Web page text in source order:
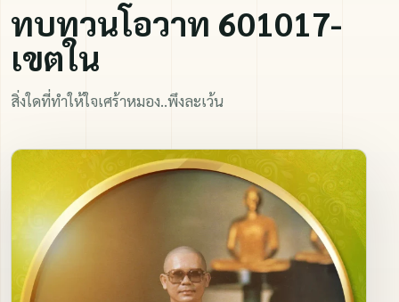
นั่งสมาธิ
วีดีโอ
ทบทวนโอวาท 601017-
เขตใน
สิ่งใดที่ทำให้ใจเศร้าหมอง..พึงละเว้น